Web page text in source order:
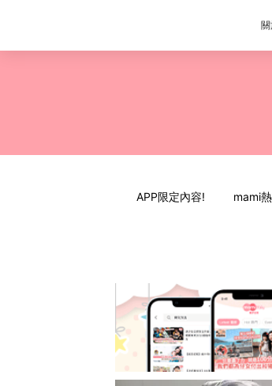
APP限定內容! mami